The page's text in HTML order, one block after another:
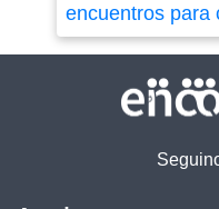
encuentros para